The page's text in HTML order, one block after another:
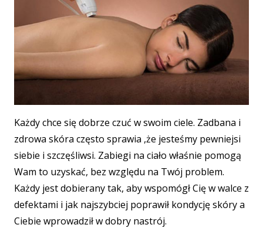
Każdy chce się dobrze czuć w swoim ciele. Zadbana i
zdrowa skóra często sprawia ,że jesteśmy pewniejsi
siebie i szczęśliwsi. Zabiegi na ciało właśnie pomogą
Wam to uzyskać, bez względu na Twój problem.
Każdy jest dobierany tak, aby wspomógł Cię w walce z
defektami i jak najszybciej poprawił kondycję skóry a
Ciebie wprowadził w dobry nastrój.